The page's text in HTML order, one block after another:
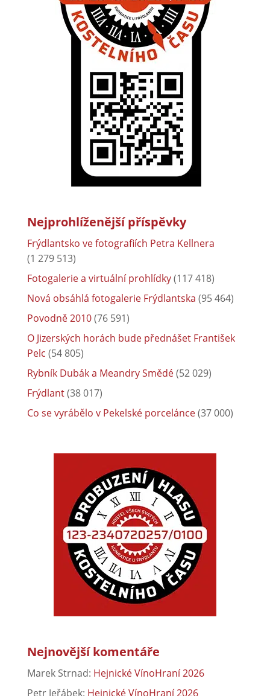
Nejprohlíženější příspěvky
Frýdlantsko ve fotografiích Petra Kellnera
(1 279 513)
Fotogalerie a virtuální prohlídky(117 418)
Nová obsáhlá fotogalerie Frýdlantska (95 464)
Povodně 2010(76 591)
O Jizerských horách bude přednášet František
Pelc (54 805)
Rybník Dubák a Meandry Smědé(52 029)
Frýdlant(38 017)
Co se vyrábělo v Pekelské porcelánce(37 000)
Nejnovější komentáře
Marek Strnad: Hejnické VínoHraní 2026
Petr Jeřábek: Hejnické VínoHraní 2026